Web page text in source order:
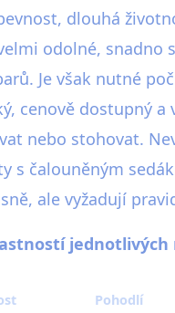
dlouhá
odolné,
Je však nutné
cenově dostupný
nebo stohovat.
s čalouněným
ale vyžadují
Pohodlí